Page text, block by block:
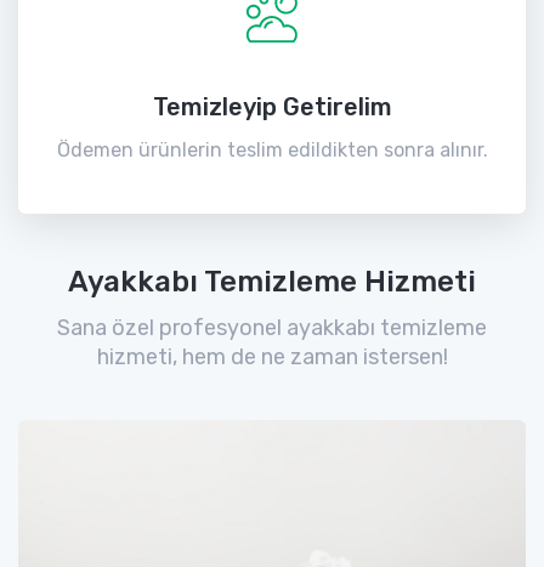
Temizleyip Getirelim
Ödemen ürünlerin teslim edildikten sonra alınır.
Ayakkabı Temizleme Hizmeti
Sana özel profesyonel ayakkabı temizleme
hizmeti, hem de ne zaman istersen!